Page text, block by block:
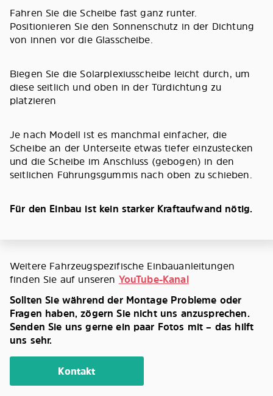
Fahren Sie die Scheibe fast ganz runter.
Positionieren Sie den Sonnenschutz in der Dichtung
von innen vor die Glasscheibe.
Biegen Sie die Solarplexiusscheibe leicht durch, um
diese seitlich und oben in der Türdichtung zu
platzieren
Je nach Modell ist es manchmal einfacher, die
Scheibe an der Unterseite etwas tiefer einzustecken
und die Scheibe im Anschluss (gebogen) in den
seitlichen Führungsgummis nach oben zu schieben.
Für den Einbau ist kein starker Kraftaufwand nötig.
Weitere Fahrzeugspezifische Einbauanleitungen
finden Sie auf unseren YouTube-Kanal
Sollten Sie während der Montage Probleme oder
Fragen haben, zögern Sie nicht uns anzusprechen.
Senden Sie uns gerne ein paar Fotos mit – das hilft
uns sehr.
Kontakt